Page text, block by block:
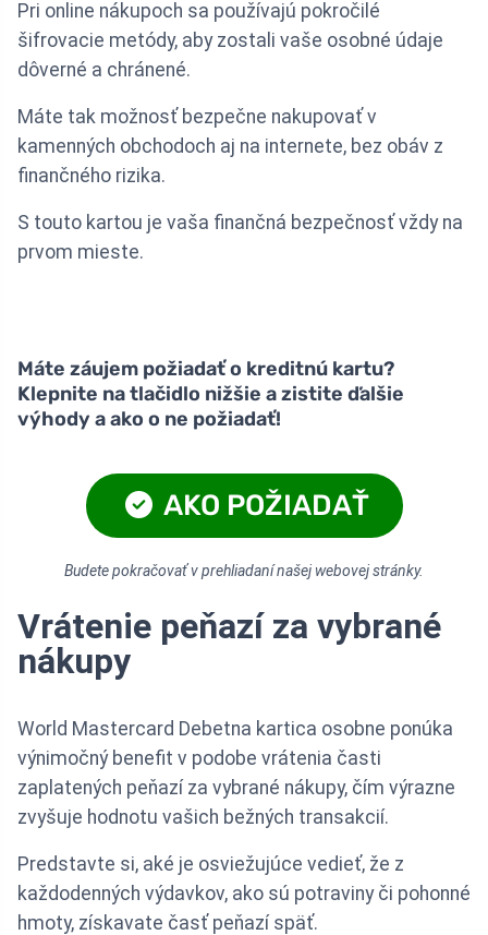
Pri online nákupoch sa používajú pokročilé
šifrovacie metódy, aby zostali vaše osobné údaje
dôverné a chránené.
Máte tak možnosť bezpečne nakupovať v
kamenných obchodoch aj na internete, bez obáv z
finančného rizika.
S touto kartou je vaša finančná bezpečnosť vždy na
prvom mieste.
Máte záujem požiadať o kreditnú kartu?
Klepnite na tlačidlo nižšie a zistite ďalšie
výhody a ako o ne požiadať!
AKO POŽIADAŤ
Budete pokračovať v prehliadaní našej webovej stránky.
Vrátenie peňazí za vybrané
nákupy
World Mastercard Debetna kartica osobne ponúka
výnimočný benefit v podobe vrátenia časti
zaplatených peňazí za vybrané nákupy, čím výrazne
zvyšuje hodnotu vašich bežných transakcií.
Predstavte si, aké je osviežujúce vedieť, že z
každodenných výdavkov, ako sú potraviny či pohonné
hmoty, získavate časť peňazí späť.